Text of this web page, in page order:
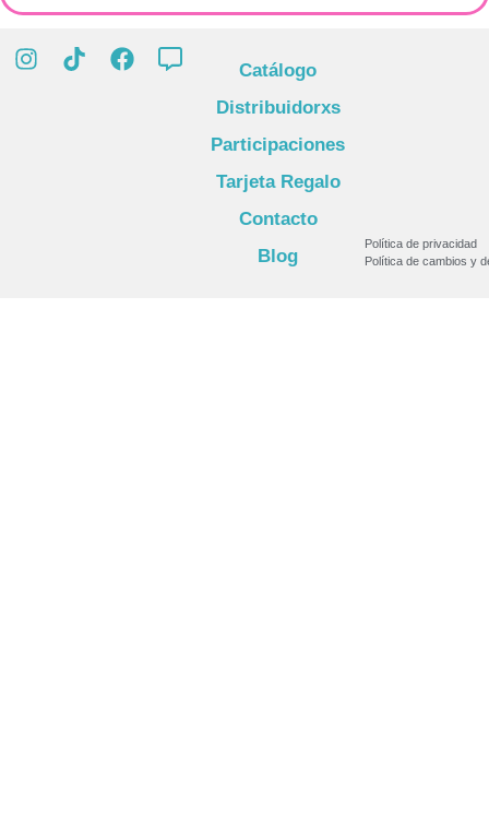
Catálogo
Distribuidorxs
Participaciones
Tarjeta Regalo
Contacto
Blog
Política de privacidad
Política de cambios y